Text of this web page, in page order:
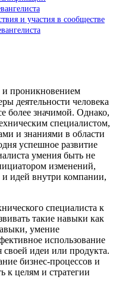
и участия в сообществе
проникновением
деятельности человека
более значимой. Однако,
специалистом,
и знаниями в области
успешное развитие
умения быть не
изменений,
идей внутри компании,
специалиста к
такие навыки как
умение
использование
идеи или продукта.
бизнес-процессов и
к целям и стратегии